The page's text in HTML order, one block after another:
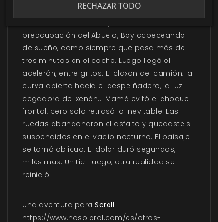
rápido: la noche, la estrecha carretera, las
preocupación del Abuelo, Boy cabeceando
de sueño, como siempre que pasa más de
tres minutos en el coche. Luego llegó el
acelerón, entre gritos. El claxon del camión, la
curva abierta hacia el despe ñadero, la luz
cegadora del xenón... Mamá evitó el choque
frontal, pero solo retrasó lo inevitable. Las
ruedas abandonaron el asfalto y quedasteis
suspendidos en el vacío nocturno. El paisaje
se tornó oblicuo. El dolor duró segundos,
milésimas. Un tic. Luego, otra realidad se
reinició.
Una aventura para Scroll:
https://www.nosolorol.com/es/otros-
RECHAZAR TODO